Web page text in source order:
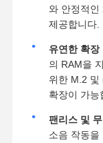
와 안정적인
제공합니다.
유연한 확장
의 RAM을
위한 M.2 및
확장이 가능
팬리스 및
소음 작동을